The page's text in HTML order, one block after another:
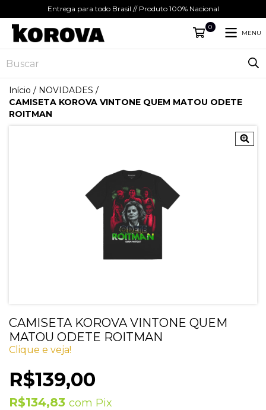
Entrega para todo Brasil // Produto 100% Nacional
0
MENU
Início / NOVIDADES /
CAMISETA KOROVA VINTONE QUEM MATOU ODETE
ROITMAN
CAMISETA KOROVA VINTONE QUEM
MATOU ODETE ROITMAN
Clique e veja!
R$139,00
R$134,83 com Pix